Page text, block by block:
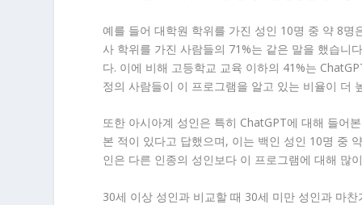
예를 들어 대학원 학위를 가진 성인 10명 중 약 8
사 학위를 가진 사람들의 71%는 같은 말을 했습니
다. 이에 비해 고등학교 교육 이하의 41%는
정의 사람들이 이 프로그램을 알고 있는 비율이 더
또한 아시아계 성인은 특히 ChatGPT에 대해 들어
본 적이 있다고 답했으며, 이는 백인 성인 10명 중
인은 다른 인종의 성인보다 이 프로그램에 대해 많
30세 이상 성인과 비교할 때 30세 미만 성인과 마